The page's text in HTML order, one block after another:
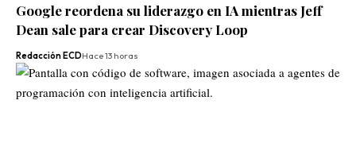
Google reordena su liderazgo en IA mientras Jeff
Dean sale para crear Discovery Loop
Redacción ECDHace 13 horas